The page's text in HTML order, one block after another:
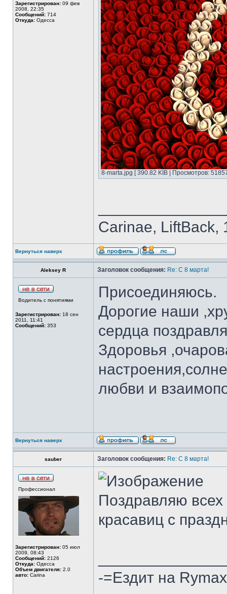
Зарегистрирован: 09 фев
2008, 22:35
Сообщений: 714
Откуда: Одесса
8-marta.jpg [ 390.82 KIB | Просмотров:
Carinae, LiftBack,
Вернуться наверх
Aleksey R Заголовок сообщения: Re: С 8 марта!
Водитель с понятиями
Зарегистрирован: 18 сен
2011, 11:41
Сообщений: 353
Присоединяюсь.
Дорогие наши
сердца
Здоровья
любви и
Вернуться наверх
sauber Заголовок сообщения: Re: С 8 марта!
Профессионал
Зарегистрирован: 05 июл
2009, 08:43
Сообщений: 2126
Откуда: Одесса
Объем двигателя: 2.0
авто: Carina
Поздравляю
красавиц с
-=Ездит на